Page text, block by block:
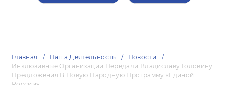
Главная Наша Деятельность
Новости
Инклюзивные Организации Передали Владиславу Головину
Предложения В Новую Народную Программу «Единой